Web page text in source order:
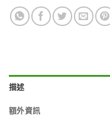
描述
額外資訊